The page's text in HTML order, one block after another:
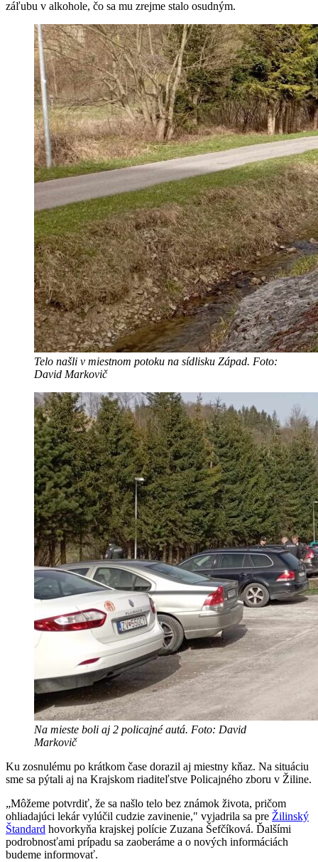
záľubu v alkohole, čo sa mu zrejme stalo osudným.
Telo našli v miestnom potoku na sídlisku Západ. Foto:
David Markovič
Na mieste boli aj 2 policajné autá. Foto: David
Markovič
Ku zosnulému po krátkom čase dorazil aj miestny kňaz. Na situáciu
sme sa pýtali aj na Krajskom riaditeľstve Policajného zboru v Žiline.
„Môžeme potvrdiť, že sa našlo telo bez známok života, pričom
ohliadajúci lekár vylúčil cudzie zavinenie," vyjadrila sa pre Žilinský
Štandard hovorkyňa krajskej polície Zuzana Šefčíková. Ďalšími
podrobnosťami prípadu sa zaoberáme a o nových informáciách
budeme informovať.